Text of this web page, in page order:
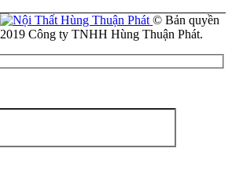
© Bản quyền
2019 Công ty TNHH Hùng Thuận Phát.